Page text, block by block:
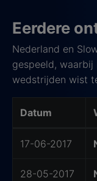
Eerdere
Nederland en
gespeeld,
wedstrijden wist
Datum
17-06-2017
28-05-2017